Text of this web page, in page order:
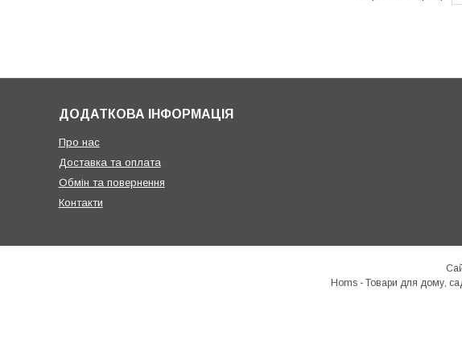
ДОДАТКОВА ІНФОРМАЦІЯ
Про нас
Доставка та оплата
Обмін та повернення
Контакти